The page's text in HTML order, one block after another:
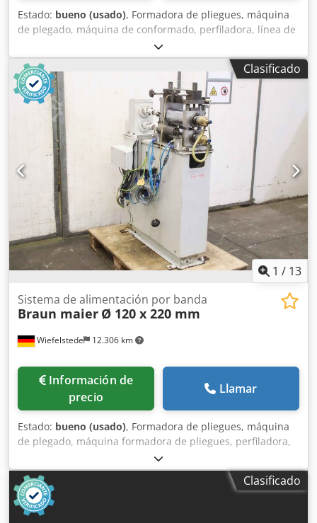
Estado: bueno (usado), Formadora de pliegues, máquina
de plegado, máquina de conformado, perfiladora, línea de
perfilado, fabricación de lamas, fabricación de persianas -
Línea de perfilado: estaciones de recambio para ID26309 -
Perfiladora: construcción maciza, utilizada para la
fabricación de lamas / persianas -Estaciones de perfilado
inferiores: 5 unidades Chedopvqy Dspfx Ag Esa -Eje motriz:
Ø 35 mm -Dimensiones: 4x 700/390/Alt.400 mm 2x
300/200/Alt.160 mm -Peso: 702 kg
Clasificado
1 / 13
Wiefelstede 12.306 km
Sistema de alimentación por banda
Braun maier Ø 120 x 220 mm
Información de
precio
Llamar
Estado: bueno (usado), Formadora de pliegues, máquina
de plegado, máquina formadora de pliegues, perfiladora,
línea de perfilado, producción de lamas, fabricación de
persianas, inserción de rodillos, desenrollador,
desenrollador motorizado para procesamiento de chapa,
desenrollador motorizado, desenrollador de bobinas,
desenrollador de chapa, alimentador de cinta, línea de
Clasificado